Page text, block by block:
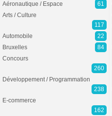
Aéronautique / Espace
61
Arts / Culture
117
Automobile
22
Bruxelles
84
Concours
260
Développement / Programmation
238
E-commerce
162